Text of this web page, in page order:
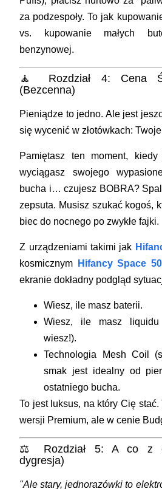
za podzespoły. To jak
vs. kupowanie małych
benzynowej.
🧘 Rozdział 4: Cena
(Bezcenna)
Pieniądze to jedno. Ale jest
się wycenić w złotówkach:
Pamiętasz ten moment,
wyciągasz swojego
bucha i… czujesz BOBRA?
zepsuta. Musisz szukać kogoś,
biec do nocnego po zwykłe fajki.
Z urządzeniami takimi jak
kosmicznym
Hifancy Space
ekranie dokładny podgląd
Wiesz, ile masz baterii.
Wiesz, ile masz
wiesz!).
Technologia Mesh Coil
smak jest idealny od
ostatniego bucha.
To jest luksus, na który Cię
wersji Premium, ale w cenie
⚖️ Rozdział 5: A co z
dygresja)
"Ale stary, jednorazówki to